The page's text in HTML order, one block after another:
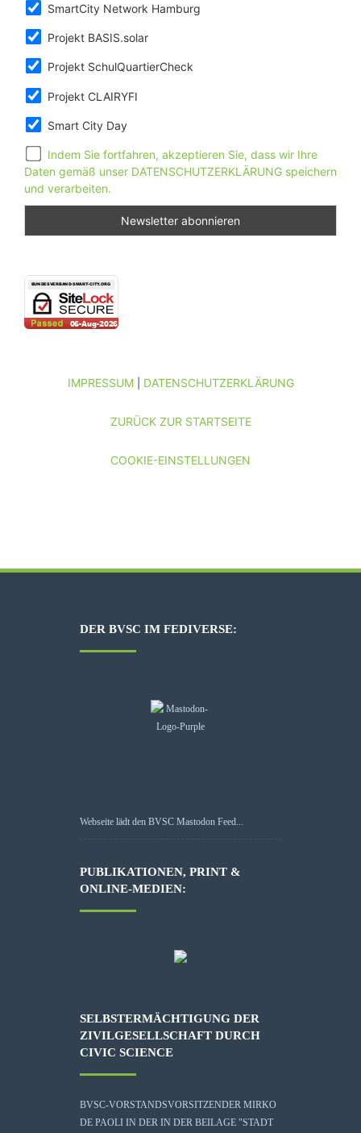
SmartCity Network Hamburg
Projekt BASIS.solar
Projekt SchulQuartierCheck
Projekt CLAIRYFI
Smart City Day
Indem Sie fortfahren, akzeptieren Sie, dass wir Ihre
Daten gemäß unser DATENSCHUTZERKLÄRUNG speichern
und verarbeiten.
IMPRESSUM| DATENSCHUTZERKLÄRUNG
ZURÜCK ZUR STARTSEITE
COOKIE-EINSTELLUNGEN
DER BVSC IM FEDIVERSE:
Webseite lädt den BVSC Mastodon Feed...
PUBLIKATIONEN, PRINT &
ONLINE-MEDIEN:
SELBSTERMÄCHTIGUNG DER
ZIVILGESELLSCHAFT DURCH
CIVIC SCIENCE
BVSC-VORSTANDSVORSITZENDER MIRKO
DE PAOLI IN DER IN DER BEILAGE "STADT